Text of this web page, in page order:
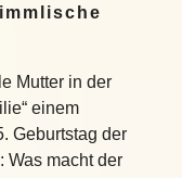
Mutter in der
einem
Geburtstag der
Was macht der